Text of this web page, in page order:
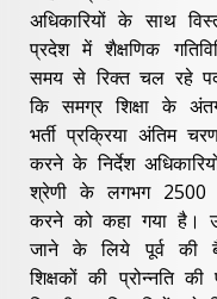
अधिकारियों के साथ
प्रदेश में शैक्षणिक
समय से रिक्त चल रहे
कि समग्र शिक्षा के
भर्ती प्रक्रिया अंतिम
करने के निर्देश
श्रेणी के लगभग 2500
करने को कहा गया है।
जाने के लिये पूर्व की
शिक्षकों की प्रोन्नति